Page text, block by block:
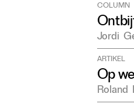
COLUMN
Jordi
ARTIKEL
Op
Roland